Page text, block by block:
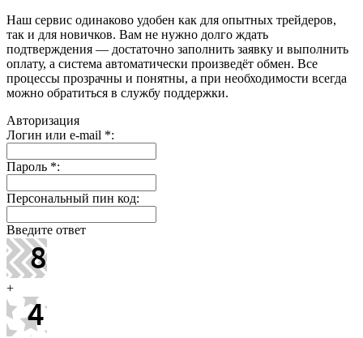
Наш сервис одинаково удобен как для опытных трейдеров,
так и для новичков. Вам не нужно долго ждать
подтверждения — достаточно заполнить заявку и выполнить
оплату, а система автоматически произведёт обмен. Все
процессы прозрачны и понятны, а при необходимости всегда
можно обратиться в службу поддержки.
Авторизация
Логин или e-mail *:
Пароль *:
Персональный пин код:
Введите ответ
+